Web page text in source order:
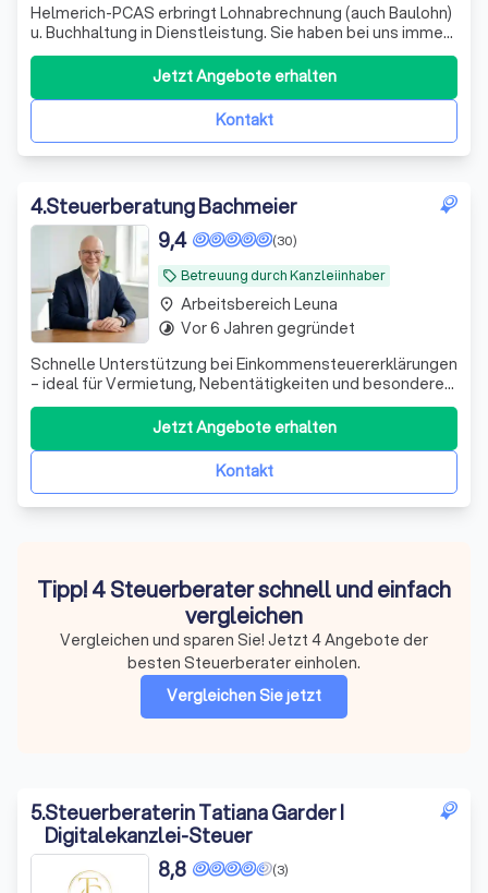
Helmerich-PCAS erbringt Lohnabrechnung (auch Baulohn)
u. Buchhaltung in Dienstleistung. Sie haben bei uns immer
einen festen Ansprechpartner, den Sie per Telefon,
Telefax oder eMail erreichen können.
Kontakt
Jetzt Angebote erhalten
4.Steuerberatung Bachmeier
local_offer Betreuung durch Kanzleiinhaber
(30)
9,4
Schnelle Unterstützung bei Einkommensteuererklärungen
– ideal für Vermietung, Nebentätigkeiten und besondere
private Situationen. Persönlich und unkompliziert.
Kontakt
Jetzt Angebote erhalten
place Arbeitsbereich Leuna
timelapse Vor 6 Jahren gegründet
Tipp! 4 Steuerberater schnell und einfach
vergleichen
Vergleichen und sparen Sie! Jetzt 4 Angebote der
besten Steuerberater einholen.
Vergleichen Sie jetzt
5.Steuerberaterin Tatiana Garder I
Digitalekanzlei-Steuer
(3)
8,8